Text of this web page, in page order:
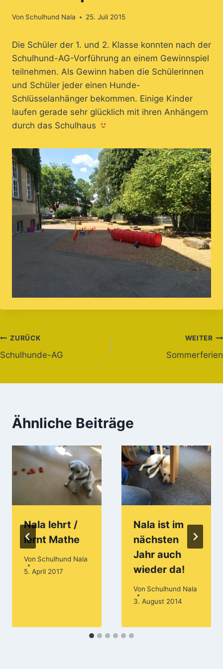
Von Schulhund Nala 25. Juli 2015
Die Schüler der 1. und 2. Klasse konnten nach der
Schulhund-AG-Vorführung an einem Gewinnspiel
teilnehmen. Als Gewinn haben die Schülerinnen
und Schüler jeder einen Hunde-
Schlüsselanhänger bekommen. Einige Kinder
laufen gerade sehr glücklich mit ihren Anhängern
durch das Schulhaus
Beitragsnavigation
ZURÜCK
Schulhunde-AG
WEITER
Sommerferien
Ähnliche Beiträge
Nala lehrt /
lernt Mathe
Von Schulhund Nala
5. April 2017
Nala ist im
nächsten
Jahr auch
wieder da!
Von Schulhund Nala
3. August 2014